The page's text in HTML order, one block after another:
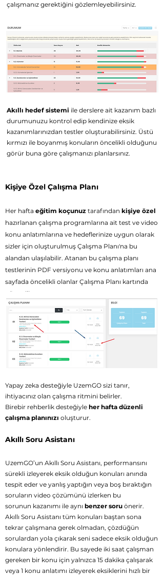
çalışmanız gerektiğini gözlemleyebilirsiniz.
Akıllı hedef sistemi ile derslere ait kazanım bazlı
durumunuzu kontrol edip kendinize eksik
kazanımlarınızdan testler oluşturabilirsiniz. Üstü
kırmızı ile boyanmış konuların öncelikli olduğunu
görür buna göre çalışmanızı planlarsınız.
Kişiye Özel Çalışma Planı
Her hafta eğitim koçunuz tarafından kişiye özel
hazırlanan çalışma programlarına ait test ve video
konu anlatımlarına ve hedeflerinize uygun olarak
sizler için oluşturulmuş Çalışma Planı'na bu
alandan ulaşılabilir. Atanan bu çalışma planı
testlerinin PDF versiyonu ve konu anlatımları ana
sayfada öncelikli olanlar Çalışma Planı kartında
gösterilir.
Yeşil düğmeye tıklandığında ata
nan teste giriş
yapabilirsiniz.
Yapay zeka desteğiyle UzemGO sizi tanır,
ihtiyacınız olan çalışma ritmini belirler.
Birebir rehberlik desteğiyle her hafta düzenli
çalışma planınızı oluşturur.
Akıllı Soru Asistanı
UzemGO’un Akıllı Soru Asistanı, performansını
sürekli izleyerek eksik olduğun konuları anında
tespit eder ve yanlış yaptığın veya boş bıraktığın
soruların video çözümünü izlerken bu
sorunun kazanımı ile aynı benzer soru önerir.
Akıllı Soru Asistanı tüm konuları baştan sona
tekrar çalışmana gerek olmadan, çözdüğün
sorulardan yola çıkarak seni sadece eksik olduğun
konulara yönlendirir. Bu sayede iki saat çalışman
gereken bir konu için yalnızca 15 dakika çalışarak
veya 1 konu anlatımı izleyerek eksiklerini hızlı bir